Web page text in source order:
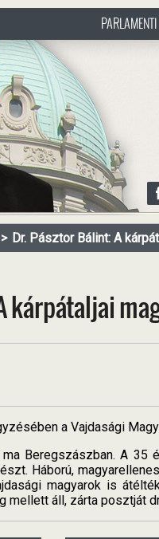
hu
Dr. Pásztor Bálint: A
kárpátaljai
a Vajdasági
Beregszászban. A 35
Háború,
magyarok is
mellett áll, zárta posztját